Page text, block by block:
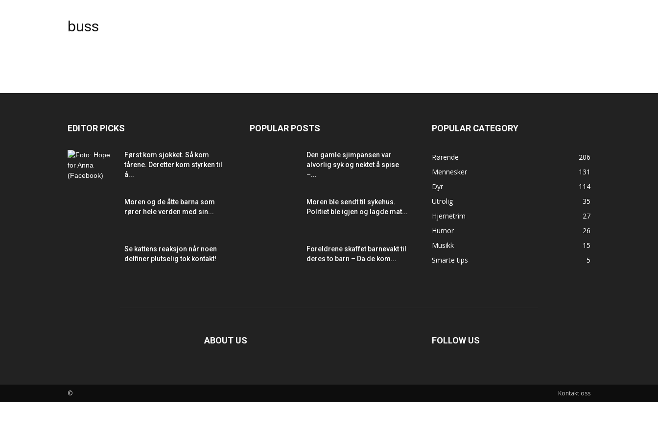
buss
EDITOR PICKS
Først kom sjokket. Så kom
tårene. Deretter kom styrken til
å...
Moren og de åtte barna som
rører hele verden med sin...
Se kattens reaksjon når noen
delfiner plutselig tok kontakt!
POPULAR POSTS
Den gamle sjimpansen var
alvorlig syk og nektet å spise
–...
Moren ble sendt til sykehus.
Politiet ble igjen og lagde mat...
Foreldrene skaffet barnevakt til
deres to barn – Da de kom...
POPULAR CATEGORY
Rørende
206
Mennesker
131
Dyr
114
Utrolig
35
Hjernetrim
27
Humor
26
Musikk
15
Smarte tips
5
ABOUT US FOLLOW US
Kontakt oss
©